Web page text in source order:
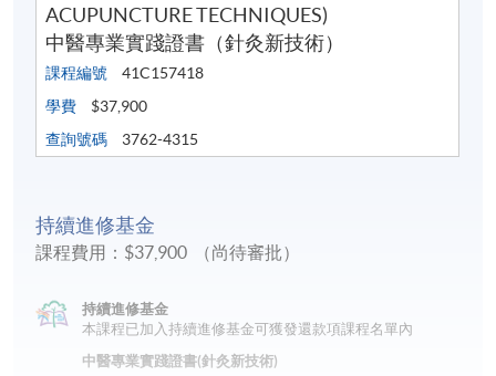
ACUPUNCTURE TECHNIQUES)
中醫專業實踐證書（針灸新技術）
課程編號
41C157418
學費
$37,900
查詢號碼
3762-4315
持續進修基金
課程費用：$37,900 （尚待審批）
持續進修基金
本課程已加入持續進修基金可獲發還款項課程名單內
中醫專業實踐證書(針灸新技術)